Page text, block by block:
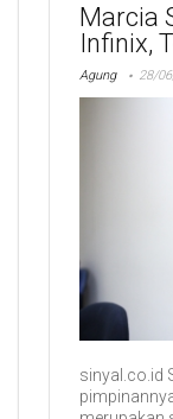
Marcia
Infinix,
Agung 28/
sinyal.co.id